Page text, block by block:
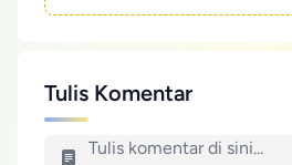
Tulis Komentar